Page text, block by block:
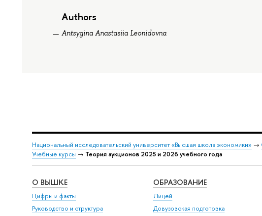
Authors
Antsygina Anastasiia Leonidovna
Национальный исследовательский университет «Высшая школа экономики» →
Учебные курсы → Теория аукционов 2025 и 2026 учебного года
О ВЫШКЕ
Цифры и факты
Руководство и структура
ОБРАЗОВАНИЕ
Лицей
Довузовская подготовка